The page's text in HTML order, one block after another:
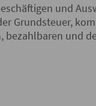
und
Grundsteuer,
bezahlbaren und